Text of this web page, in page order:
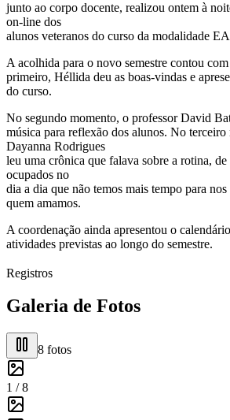
junto ao corpo docente, realizou ontem à
on-line dos
alunos veteranos do curso da modalidade
A acolhida para o novo semestre contou
primeiro, Héllida deu as boas-vindas e
do curso.
No segundo momento, o professor David
música para reflexão dos alunos. No terceiro
Dayanna Rodrigues
leu uma crônica que falava sobre a rotina, de
ocupados no
dia a dia que não temos mais tempo para
quem amamos.
A coordenação ainda apresentou o
atividades previstas ao longo do semestre.
Registros
Galeria de Fotos
8 fotos
1 /8